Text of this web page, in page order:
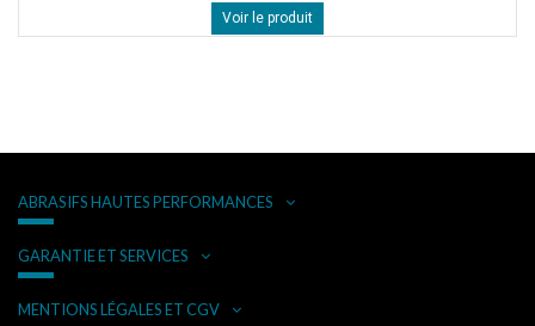
Voir le produit
ABRASIFS HAUTES PERFORMANCES
GARANTIE ET SERVICES
MENTIONS LÉGALES ET CGV